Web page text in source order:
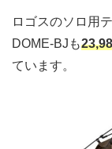
ロゴスのソロ用
DOME-BJも
ています。